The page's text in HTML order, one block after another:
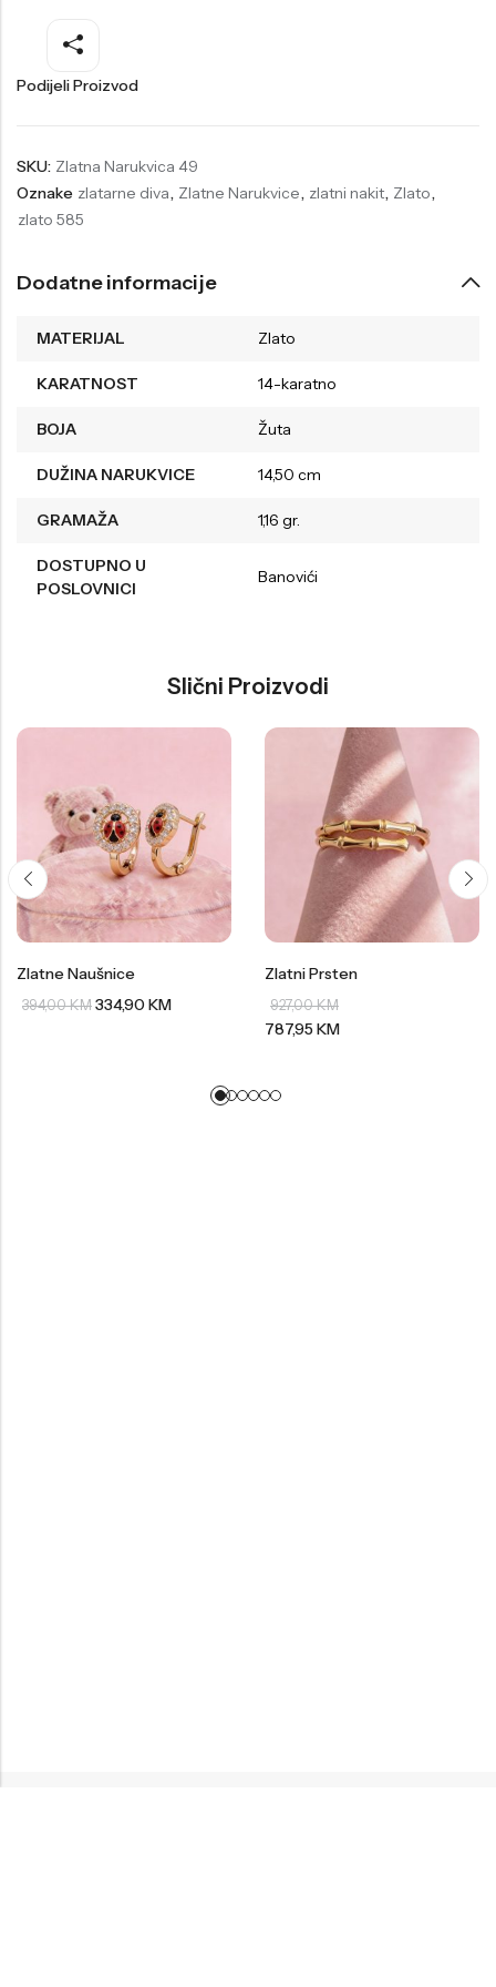
Podijeli Proizvod
SKU: Zlatna Narukvica 49
Oznake zlatarne diva, Zlatne Narukvice, zlatni nakit, Zlato,
zlato 585
Dodatne informacije
MATERIJAL Zlato
KARATNOST 14-karatno
BOJA Žuta
DUŽINA NARUKVICE 14,50 cm
GRAMAŽA 1,16 gr.
DOSTUPNO U
POSLOVNICI
Banovići
Slični Proizvodi
Zlatne Naušnice
394,00KM 334,90 KM
Zlatni Prsten
927,00KM
787,95KM
Welder
Liu-Jo
Festina
Wesse
Wesse
Daisy Dixon
Diesel
Lotus